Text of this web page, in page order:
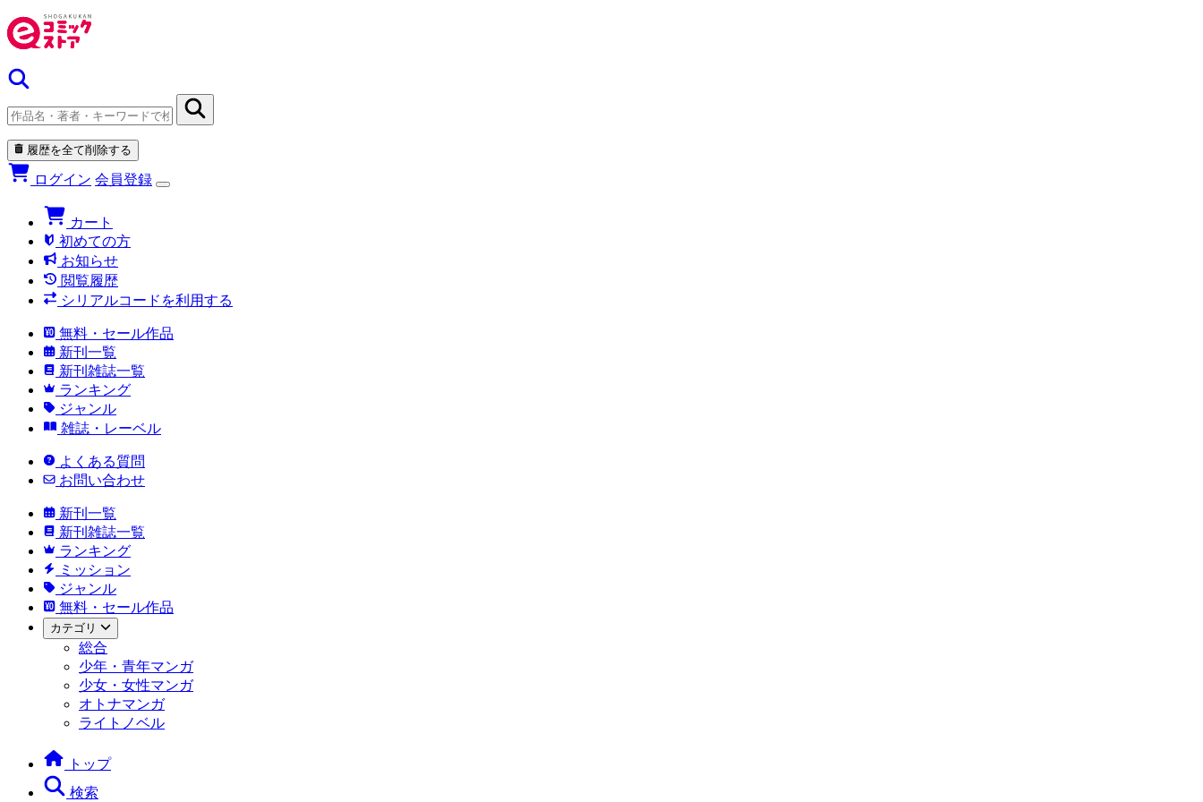
履歴を全て削除する
ログイン 会員登録
カート
初めての方
お知らせ
閲覧履歴
シリアルコードを利用する
無料・セール作品
新刊一覧
新刊雑誌一覧
ランキング
ジャンル
雑誌・レーベル
よくある質問
お問い合わせ
新刊一覧
新刊雑誌一覧
ランキング
ミッション
ジャンル
無料・セール作品
カテゴリ
総合
少年・青年マンガ
少女・女性マンガ
オトナマンガ
ライトノベル
トップ
検索